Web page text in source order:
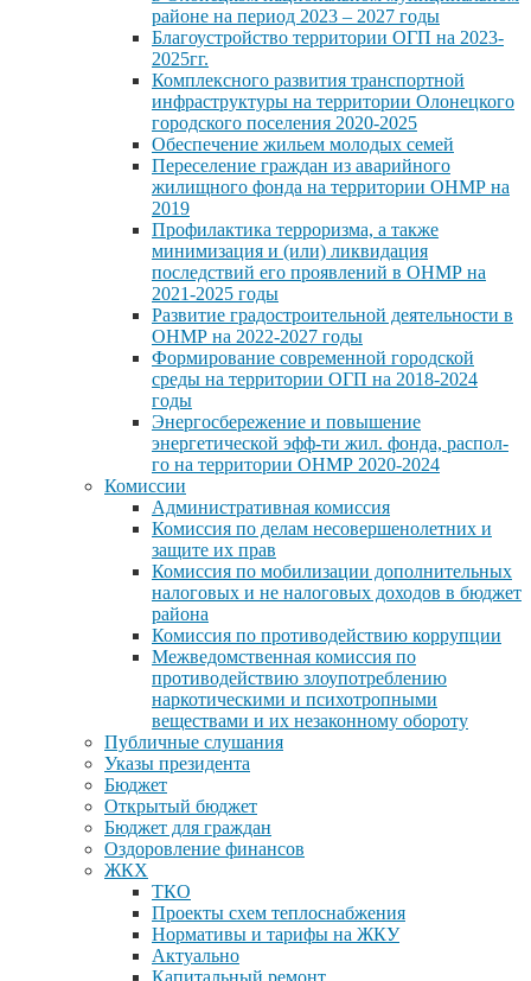
районе на период 2023 – 2027 годы
Благоустройство территории ОГП на 2023-
2025гг.
Комплексного развития транспортной
инфраструктуры на территории Олонецкого
городского поселения 2020-2025
Обеспечение жильем молодых семей
Переселение граждан из аварийного
жилищного фонда на территории ОНМР на
2019
Профилактика терроризма, а также
минимизация и (или) ликвидация
последствий его проявлений в ОНМР на
2021-2025 годы
Развитие градостроительной деятельности в
ОНМР на 2022-2027 годы
Формирование современной городской
среды на территории ОГП на 2018-2024
годы
Энергосбережение и повышение
энергетической эфф-ти жил. фонда, распол-
го на территории ОНМР 2020-2024
Комиссии
Административная комиссия
Комиссия по делам несовершенолетних и
защите их прав
Комиссия по мобилизации дополнительных
налоговых и не налоговых доходов в бюджет
района
Комиссия по противодействию коррупции
Межведомственная комиссия по
противодействию злоупотреблению
наркотическими и психотропными
веществами и их незаконному обороту
Публичные слушания
Указы президента
Бюджет
Открытый бюджет
Бюджет для граждан
Оздоровление финансов
ЖКХ
ТКО
Проекты схем теплоснабжения
Нормативы и тарифы на ЖКУ
Актуально
Капитальный ремонт